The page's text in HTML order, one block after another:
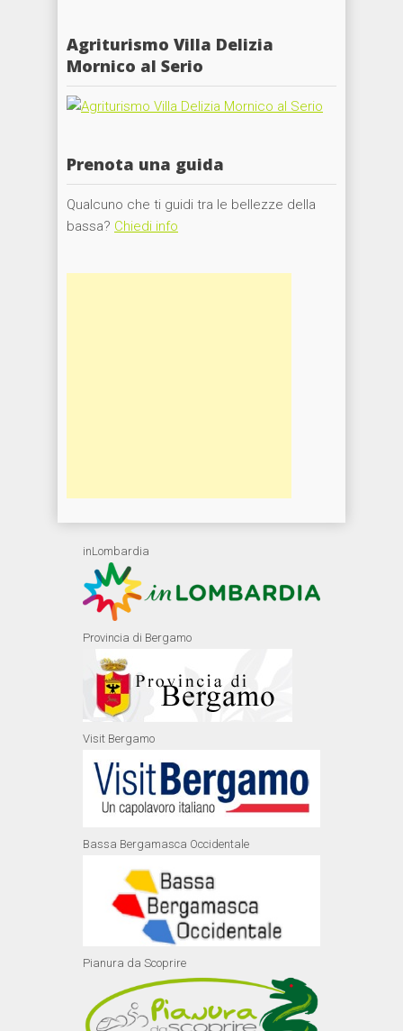
Agriturismo Villa Delizia
Mornico al Serio
Prenota una guida
Qualcuno che ti guidi tra le bellezze della
bassa? Chiedi info
inLombardia
Provincia di Bergamo
Visit Bergamo
Bassa Bergamasca Occidentale
Pianura da Scoprire